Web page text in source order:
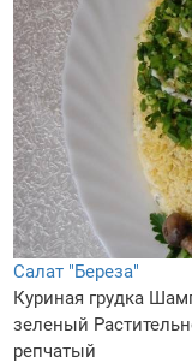
Салат "Береза"
Куриная грудка
зеленый
репчатый